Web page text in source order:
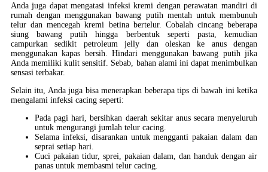
Anda juga dapat mengatasi infeksi kremi dengan perawatan mandiri di
rumah dengan menggunakan bawang putih mentah untuk membunuh
telur dan mencegah kremi betina bertelur. Cobalah cincang beberapa
siung bawang putih hingga berbentuk seperti pasta, kemudian
campurkan sedikit petroleum jelly dan oleskan ke anus dengan
menggunakan kapas bersih. Hindari menggunakan bawang putih jika
Anda memiliki kulit sensitif. Sebab, bahan alami ini dapat menimbulkan
sensasi terbakar.
Selain itu, Anda juga bisa menerapkan beberapa tips di bawah ini ketika
mengalami infeksi cacing seperti:
Pada pagi hari, bersihkan daerah sekitar anus secara menyeluruh
untuk mengurangi jumlah telur cacing.
Selama infeksi, disarankan untuk mengganti pakaian dalam dan
seprai setiap hari.
Cuci pakaian tidur, sprei, pakaian dalam, dan handuk dengan air
panas untuk membasmi telur cacing.